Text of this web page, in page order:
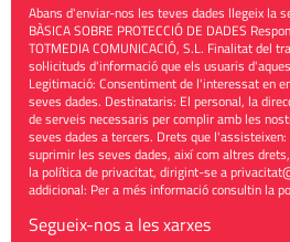
Abans d'enviar-nos les teves dades llegeix la
BÀSICA SOBRE PROTECCIÓ DE DADES
TOTMEDIA COMUNICACIÓ, S.L. Finalitat del
sol·licituds d'informació que els usuaris
Legitimació: Consentiment de l'interessat en
seves dades. Destinataris: El personal, la
de serveis necessaris per complir amb les
seves dades a tercers. Drets que
suprimir les seves dades, així com altres
la política de privacitat, dirigint-se a
addicional: Per a més informació consultin la
Segueix-nos a les xarxes